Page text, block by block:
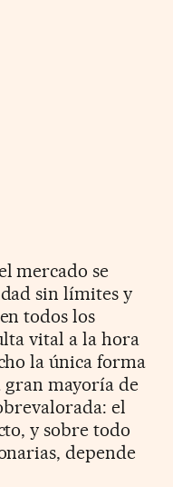
mercado se
sin límites y
todos los
vital a la hora
la única forma
gran mayoría de
el
y sobre todo
depende